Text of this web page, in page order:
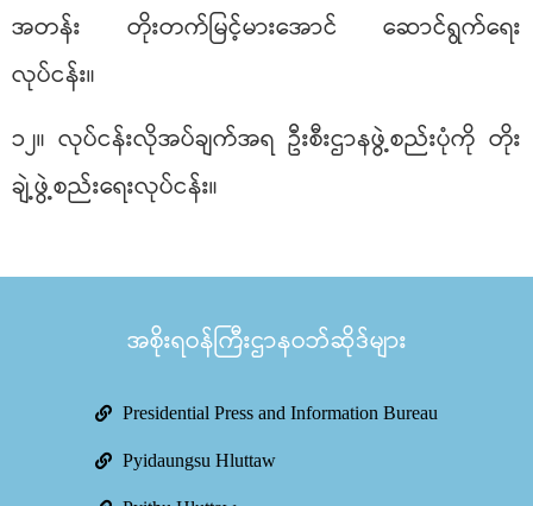
အတန်း တိုးတက်မြင့်မားအောင် ဆောင်ရွက်ရေး
လုပ်ငန်း။
၁၂။ လုပ်ငန်းလိုအပ်ချက်အရ ဦးစီးဌာနဖွဲ့စည်းပုံကို တိုး
ချဲ့ဖွဲ့စည်းရေးလုပ်ငန်း။
အစိုးရဝန်ကြီးဌာနဝဘ်ဆိုဒ်များ
Presidential Press and Information Bureau
Pyidaungsu Hluttaw